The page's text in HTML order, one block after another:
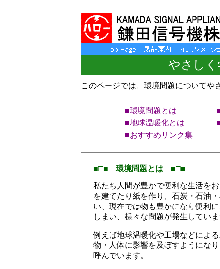
やさし
このページでは、環境問題についてや
■環境問題とは
■地球温暖化とは
■おすすめリンク集
■□■ 環境問題とは ■□■
私たち人間が豊かで便利な生活を
を建てたり紙を作り、石炭・石油
い、現在では物も豊かになり便利
しまい、様々な問題が発生してい
例えば地球温暖化や工場などによ
物・人体に影響を及ぼすようにな
呼んでいます。